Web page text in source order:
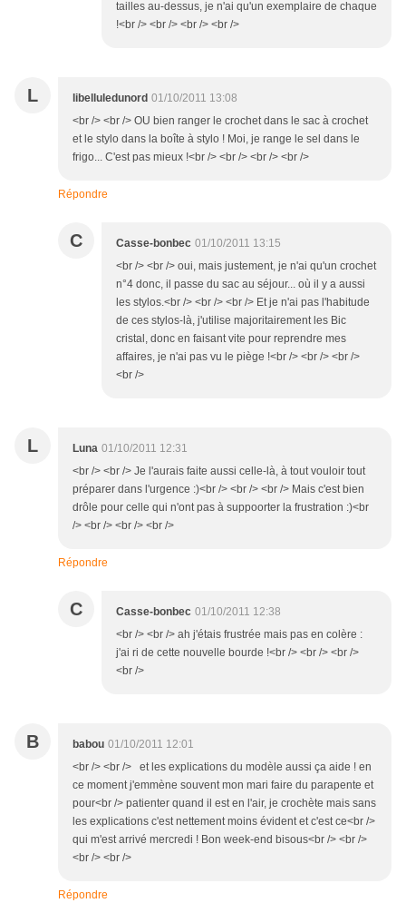
tailles au-dessus, je n'ai qu'un exemplaire de chaque
!<br /> <br /> <br /> <br />
L libelluledunord 01/10/2011 13:08
<br /> <br /> OU bien ranger le crochet dans le sac à crochet
et le stylo dans la boîte à stylo ! Moi, je range le sel dans le
frigo... C'est pas mieux !<br /> <br /> <br /> <br />
Répondre
C Casse-bonbec 01/10/2011 13:15
<br /> <br /> oui, mais justement, je n'ai qu'un crochet
n°4 donc, il passe du sac au séjour... où il y a aussi
les stylos.<br /> <br /> <br /> Et je n'ai pas l'habitude
de ces stylos-là, j'utilise majoritairement les Bic
cristal, donc en faisant vite pour reprendre mes
affaires, je n'ai pas vu le piège !<br /> <br /> <br />
<br />
L Luna 01/10/2011 12:31
<br /> <br /> Je l'aurais faite aussi celle-là, à tout vouloir tout
préparer dans l'urgence :)<br /> <br /> <br /> Mais c'est bien
drôle pour celle qui n'ont pas à suppoorter la frustration :)<br
/> <br /> <br /> <br />
Répondre
C Casse-bonbec 01/10/2011 12:38
<br /> <br /> ah j'étais frustrée mais pas en colère :
j'ai ri de cette nouvelle bourde !<br /> <br /> <br />
<br />
B babou 01/10/2011 12:01
<br /> <br /> et les explications du modèle aussi ça aide ! en
ce moment j'emmène souvent mon mari faire du parapente et
pour<br /> patienter quand il est en l'air, je crochète mais sans
les explications c'est nettement moins évident et c'est ce<br />
qui m'est arrivé mercredi ! Bon week-end bisous<br /> <br />
<br /> <br />
Répondre